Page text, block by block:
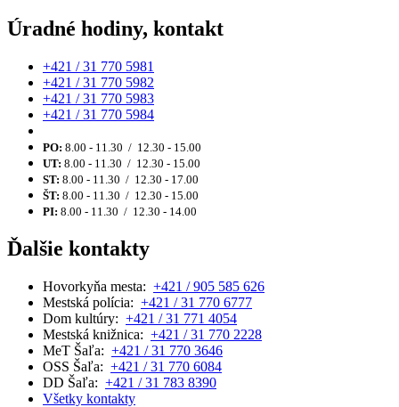
Úradné hodiny, kontakt
+421 / 31 770 5981
+421 / 31 770 5982
+421 / 31 770 5983
+421 / 31 770 5984
PO: 8.00 - 11.30 / 12.30 - 15.00
UT: 8.00 - 11.30 / 12.30 - 15.00
ST: 8.00 - 11.30 / 12.30 - 17.00
ŠT: 8.00 - 11.30 / 12.30 - 15.00
PI: 8.00 - 11.30 / 12.30 - 14.00
Ďalšie kontakty
Hovorkyňa mesta: +421 / 905 585 626
Mestská polícia: +421 / 31 770 6777
Dom kultúry: +421 / 31 771 4054
Mestská knižnica: +421 / 31 770 2228
MeT Šaľa: +421 / 31 770 3646
OSS Šaľa: +421 / 31 770 6084
DD Šaľa: +421 / 31 783 8390
Všetky kontakty